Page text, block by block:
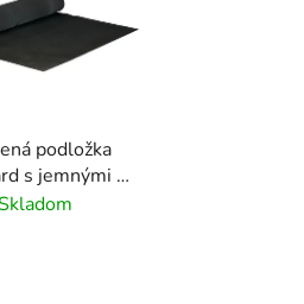
podložka
s jemnými 3
- 1 m x 10